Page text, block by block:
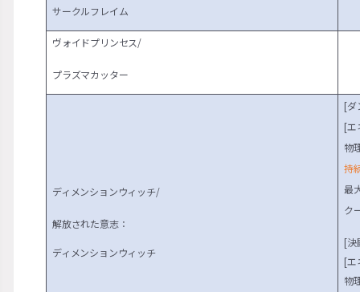
サークルフレイム
ヴォイドプリンセス/
プラズマカッター
ディメンションウィッチ/
解放された意志：
ディメンションウィッチ
[ダ
[エ
物
持
最
ク
[決
[エ
物